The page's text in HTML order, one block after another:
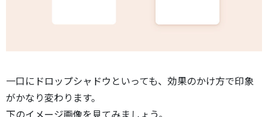
一口にドロップシャドウといっても、効果のかけ方で印象
がかなり変わります。
下のイメージ画像を見てみましょう。